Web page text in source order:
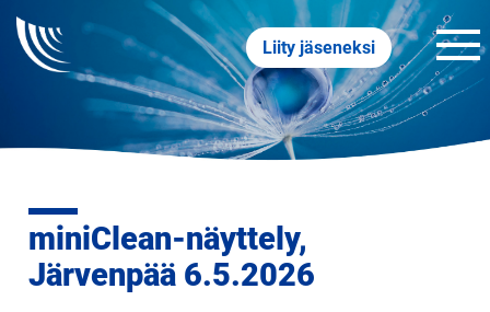
Liity jäseneksi
miniClean-näyttely,
Järvenpää 6.5.2026